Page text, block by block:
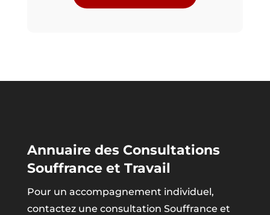
Annuaire des Consultations
Souffrance et Travail
Pour un accompagnement individuel,
contactez une consultation Souffrance et